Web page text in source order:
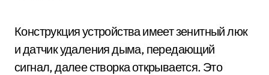
Конструкция устройства имеет зенитный люк
и датчик удаления дыма, передающий
сигнал, далее створка открывается. Это